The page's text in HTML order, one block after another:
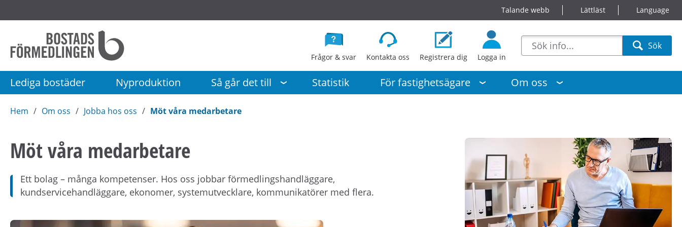
å
n
Talande webb Lättläst Language
Startsida
Bostadsförmedlingen
Stockholm
AB
Frågor & svar Kontakta oss Registrera dig Logga in
sökförslag Sök
Sök
Lediga bostäder Nyproduktion Så går det till Statistik För fastighetsägare Om oss
Hem Om oss Jobba hos oss Möt våra medarbetare
Möt våra medarbetare
Ett bolag – många kompetenser. Hos oss jobbar förmedlingshandläggare,
kundservicehandläggare, ekonomer, systemutvecklare, kommunikatörer med flera.